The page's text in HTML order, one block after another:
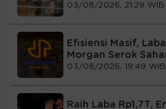
03/08/2026, 21:29 WIB
Efisiensi Masif,
Morgan Serok
03/08/2026, 19:49 WIB
Raih Laba Rp1,7T,